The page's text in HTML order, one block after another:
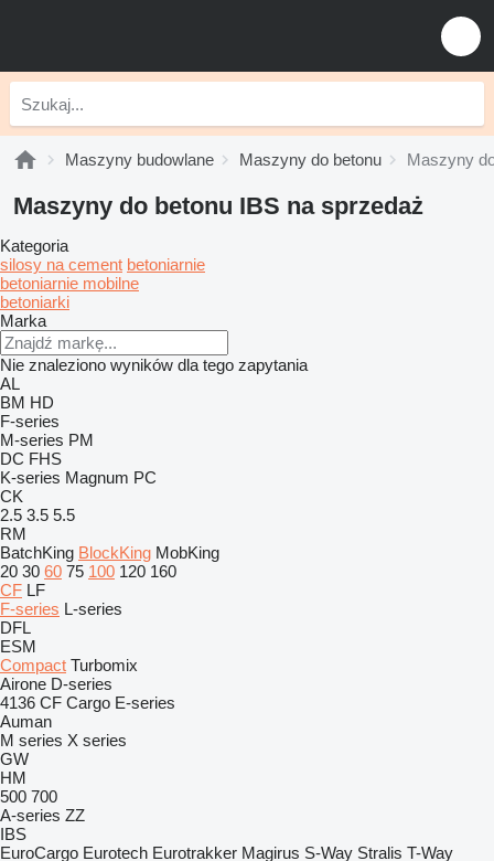
Maszyny budowlane Maszyny do betonu Maszyny
Maszyny do betonu IBS na sprzedaż
Kategoria
silosy na cement betoniarnie
betoniarnie mobilne
betoniarki
Marka
Nie znaleziono wyników dla tego zapytania
AL
BM HD
F-series
M-series PM
DC FHS
K-series Magnum PC
CK
2.5 3.5 5.5
RM
BatchKing BlockKing MobKing
20 30 60 75 100 120 160
CF LF
F-series L-series
DFL
ESM
Compact Turbomix
Airone D-series
4136 CF Cargo E-series
Auman
M series X series
GW
HM
500 700
A-series ZZ
IBS
EuroCargo Eurotech Eurotrakker Magirus S-Way Stralis T-Way